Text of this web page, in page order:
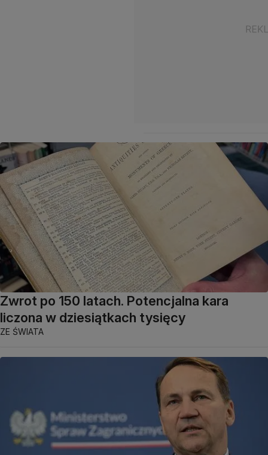
Zwrot po 150 latach. Potencjalna kara
liczona w dziesiątkach tysięcy
ZE ŚWIATA